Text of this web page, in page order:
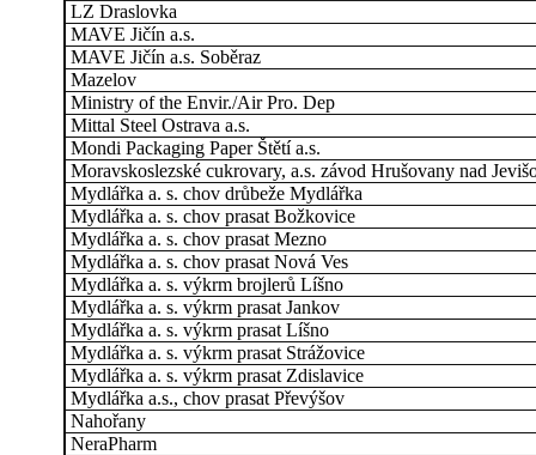
LZ Draslovka
MAVE Jičín a.s.
MAVE Jičín a.s. Soběraz
Mazelov
Ministry of the Envir./Air Pro. Dep
Mittal Steel Ostrava a.s.
Mondi Packaging Paper Štětí a.s.
Moravskoslezské cukrovary, a.s. závod Hrušovany nad
Mydlářka a. s. chov drůbeže Mydlářka
Mydlářka a. s. chov prasat Božkovice
Mydlářka a. s. chov prasat Mezno
Mydlářka a. s. chov prasat Nová Ves
Mydlářka a. s. výkrm brojlerů Líšno
Mydlářka a. s. výkrm prasat Jankov
Mydlářka a. s. výkrm prasat Líšno
Mydlářka a. s. výkrm prasat Strážovice
Mydlářka a. s. výkrm prasat Zdislavice
Mydlářka a.s., chov prasat Převýšov
Nahořany
NeraPharm